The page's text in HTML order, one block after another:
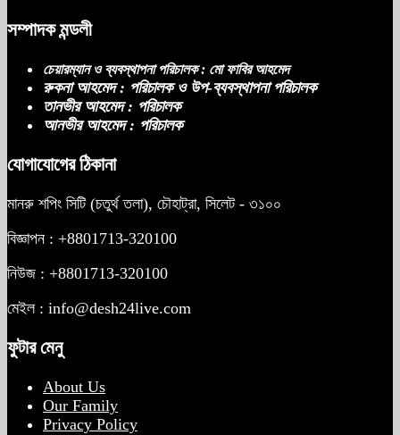
সম্পাদক মন্ডলী
চেয়ারম্যান ও ব্যবস্থাপনা পরিচালক : মো ফাবির আহমেদ
রুকনা আহমেদ : পরিচালক ও উপ-ব্যবস্থাপনা পরিচালক
তানভীর আহমেদ : পরিচালক
আনভীর আহমেদ : পরিচালক
যোগাযোগের ঠিকানা
মানরু শপিং সিটি (চতুর্থ তলা), চৌহাট্রা, সিলেট - ৩১০০
বিজ্ঞাপন : +8801713-320100
নিউজ : +8801713-320100
মেইল : info@desh24live.com
ফুটার মেনু
About Us
Our Family
Privacy Policy